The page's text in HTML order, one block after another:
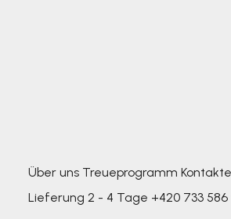
Über uns Treueprogramm Kontakte
Lieferung 2 - 4 Tage +420 733 586